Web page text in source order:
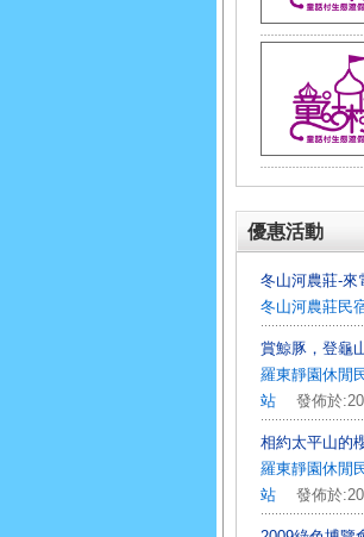
優惠活動
冬山河農莊-來
冬山河農莊民
賞鯨豚，登龜
羅東靜園休閒
站 發佈於
相約太平山的
羅東靜園休閒
站 發佈於